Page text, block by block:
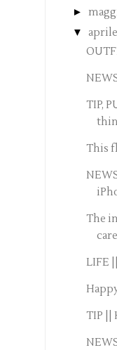
►
▼ aprile
TIP,
This
The
LIFE
TIP ||